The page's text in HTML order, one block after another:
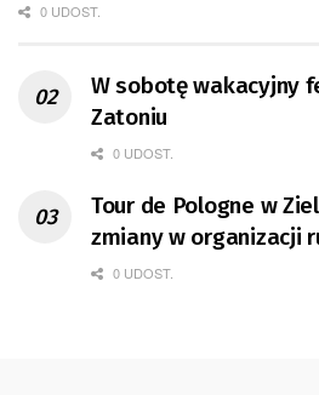
0 UDOST.
W sobotę wakacyjny
Zatoniu
0 UDOST.
Tour de Pologne w
zmiany w organizacji
0 UDOST.